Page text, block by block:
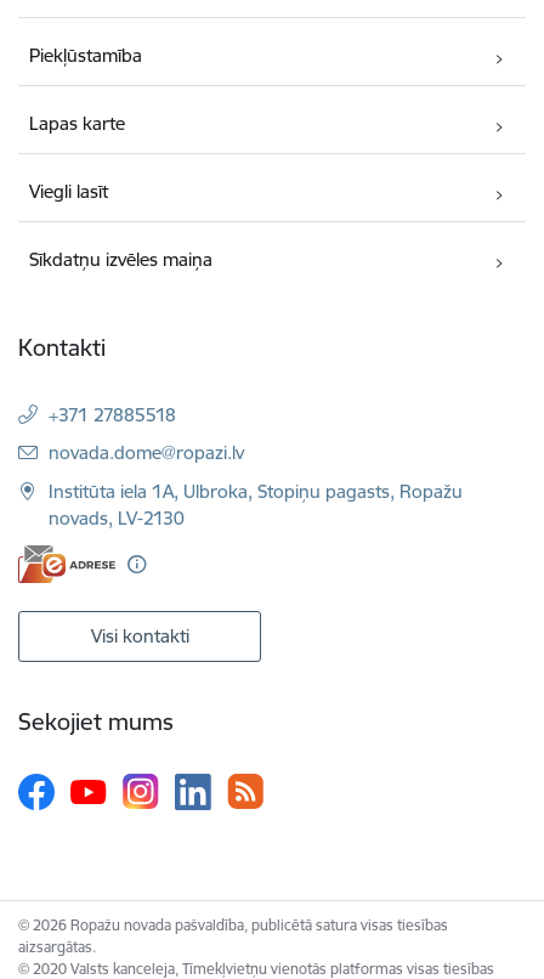
Piekļūstamība
Lapas karte
Viegli lasīt
Sīkdatņu izvēles maiņa
Kontakti
+371 27885518
E-pasts:
novada.dome@ropazi.lv
Institūta iela 1A, Ulbroka, Stopiņu pagasts, Ropažu
novads, LV-2130
Visi kontakti
Sekojiet mums
© 2026 Ropažu novada pašvaldība, publicētā satura visas tiesības
aizsargātas.
© 2020 Valsts kanceleja, Tīmekļvietņu vienotās platformas visas tiesības